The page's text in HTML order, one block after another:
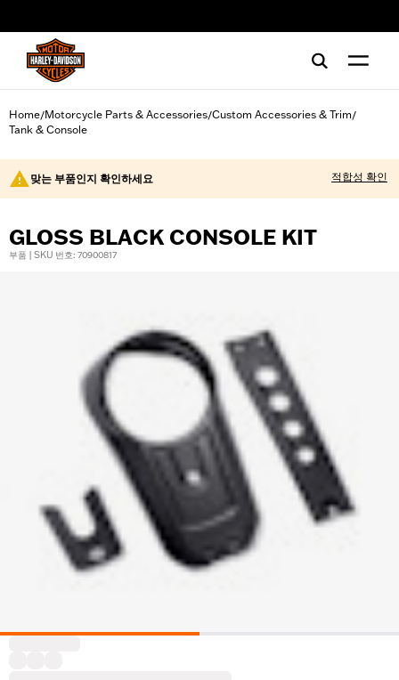
Home/Motorcycle Parts & Accessories/Custom Accessories & Trim/
Tank & Console
맞는 부품인지 확인하세요 적합성 확인
GLOSS BLACK CONSOLE KIT
부품 | SKU 번호: 70900817